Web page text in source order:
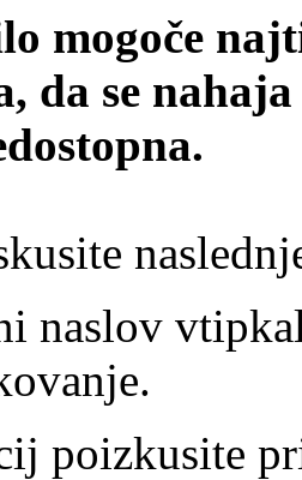
mogoče
da se
naslov
poizkusite